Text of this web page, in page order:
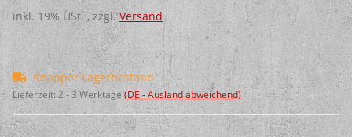
inkl. 19% USt. , zzgl.Versand
Knapper Lagerbestand
Lieferzeit:2 - 3 Werktage(DE - Ausland abweichend)